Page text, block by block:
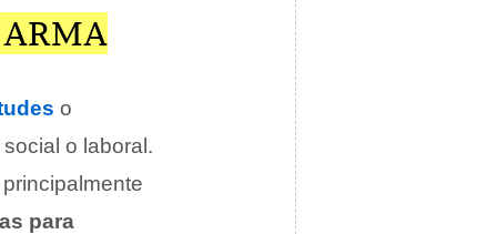
o
o laboral.
para